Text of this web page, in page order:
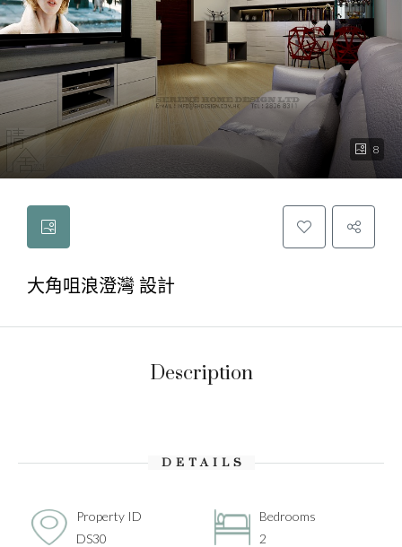
8
大角咀浪澄灣 設計
Description
DETAILS
Property ID
DS30
Bedrooms
2